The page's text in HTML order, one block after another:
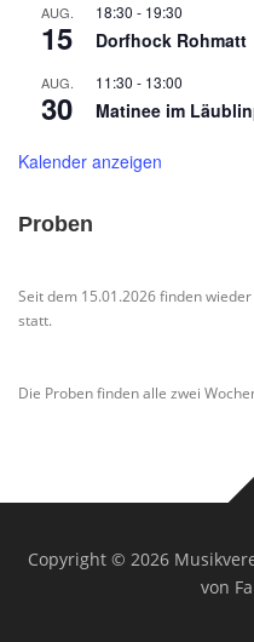
AUG.
15
18:30 - 19:30
Dorfhock Rohmatt
AUG.
30
11:30 - 13:00
Matinee im
Kalender anzeigen
Proben
Seit dem 15.01.2026 finden
statt.
Die Proben finden alle zwei
Copyright © 2026
von